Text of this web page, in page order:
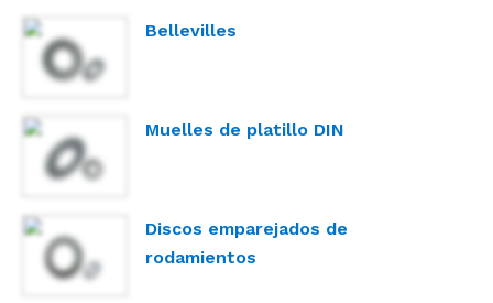
Bellevilles
Muelles de platillo DIN
Discos emparejados de
rodamientos